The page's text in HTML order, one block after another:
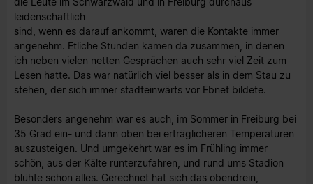
leidenschaftlich
sind, wenn es darauf ankommt, waren die Kontakte immer
angenehm. Etliche Stunden kamen da zusammen, in denen
ich neben vielen netten Gesprächen auch sehr viel Zeit zum
Lesen hatte. Das war natürlich viel besser als in dem Stau zu
stehen, der sich immer stadteinwärts vor Ebnet bildete.
Besonders angenehm war es auch, im Sommer in Freiburg bei
35 Grad ein- und dann oben bei erträglicheren Temperaturen
auszusteigen. Und umgekehrt war es im Frühling immer
schön, aus der Kälte runterzufahren, und rund ums Stadion
blühte schon alles. Gerechnet hat sich das obendrein,